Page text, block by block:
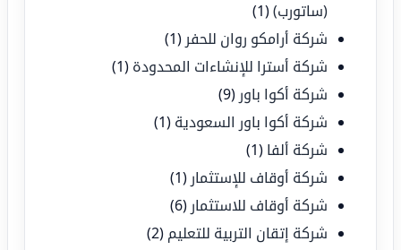
(ساتورب)(1)
شركة أرامكو روان للحفر (1)
شركة أسترا للإنشاءات المحدودة (1)
شركة أكوا باور (9)
شركة أكوا باور السعودية (1)
شركة ألفا (1)
شركة أوقاف للإستثمار (1)
شركة أوقاف للاستثمار (6)
شركة إتقان التربية للتعليم (2)